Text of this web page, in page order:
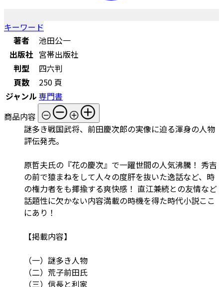
キーワード
著者
池田公一
出版社 宮帯出版社
判型
四六判
頁数
250 頁
ジャンル専門書
商品内容
謎多き戦国武将、前田慶次郎の実像に迫る渾身の人物
評伝発売。
原哲夫氏の『花の慶次』で一躍世間の人気沸騰！ 秀吉
の前で猿まねをして人々の度肝を抜いた逸話など、時
の権力者をも揶揄する爽快感！ 直江兼続との友情など
話題性に欠かない内容満載の時機を得た時代小説ここ
にあり！
【掲載内容】
（一）謎多き人物
（二）荒子前田氏
（三）信長と利家